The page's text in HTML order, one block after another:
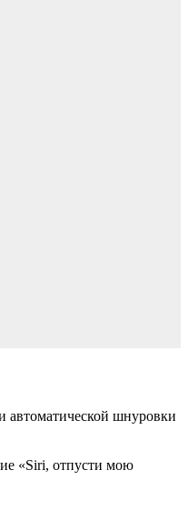
автоматической шнуровки
«Siri, отпусти мою